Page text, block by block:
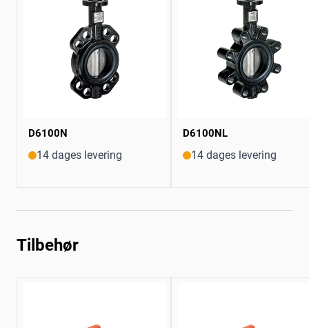
D6100N
14 dages levering
D6100NL
14 dages levering
Tilbehør